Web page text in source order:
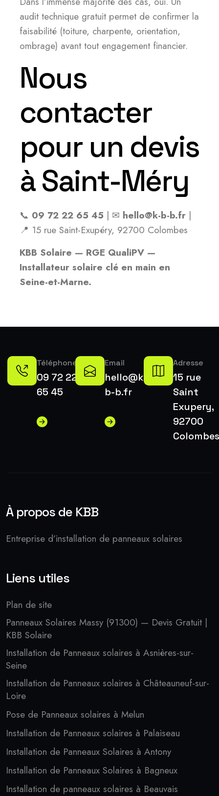
audit technique gratuit permet de confirmer la
faisabilité (toiture, charpente, orientation,
ombrage) avant tout engagement financier.
Nous
contacter
pour un devis
à Saint-Méry
📞 09 72 22 65 45 | ✉ hello@k-b-b.fr |
📍 15 rue Saint-Exupéry, 92700 Colombes
KBB Solaire — RGE QualiPV —
Installateur solaire clé en main en
Seine-et-Marne.
Téléphone
09 72 22
65 45
Email
hello@k-
b-b.fr
Adresse
15 rue
Saint
Exupery,
92700
Colombes
À propos de KBB
Entreprise d’installation de panneaux solaires
Liens utiles
Plan de site
Panneaux Solaires Massy (91300) — Devis Gratuit |
KBB Solaire
Installation de Panneaux solaires à Asnières-sur-
Seine
Installation de Panneaux solaires à Châteauneuf-sur-
Loire
Pose de Panneaux solaires à Melun
Installation de Panneaux solaires à Palaiseau
Installation de Panneaux Solaires à Antony
Installation de Panneaux Solaires à Bagneux
Installation de panneaux solaires à Beauvais